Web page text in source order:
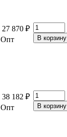
27 870 ₽
Опт
38 182 ₽
Опт